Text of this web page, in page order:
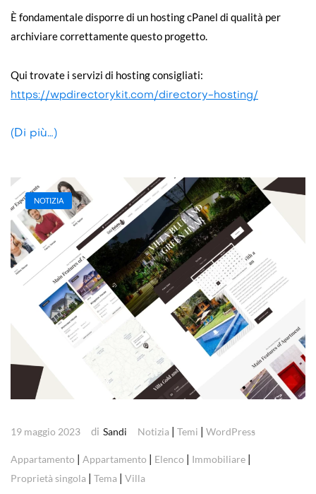
È fondamentale disporre di un hosting cPanel di qualità per
archiviare correttamente questo progetto.
Qui trovate i servizi di hosting consigliati:
https://wpdirectorykit.com/directory-hosting/
(Di più…)
NOTIZIA
19 maggio 2023 di Sandi Notizia | Temi | WordPress
Appartamento | Appartamento | Elenco | Immobiliare |
Proprietà singola | Tema | Villa